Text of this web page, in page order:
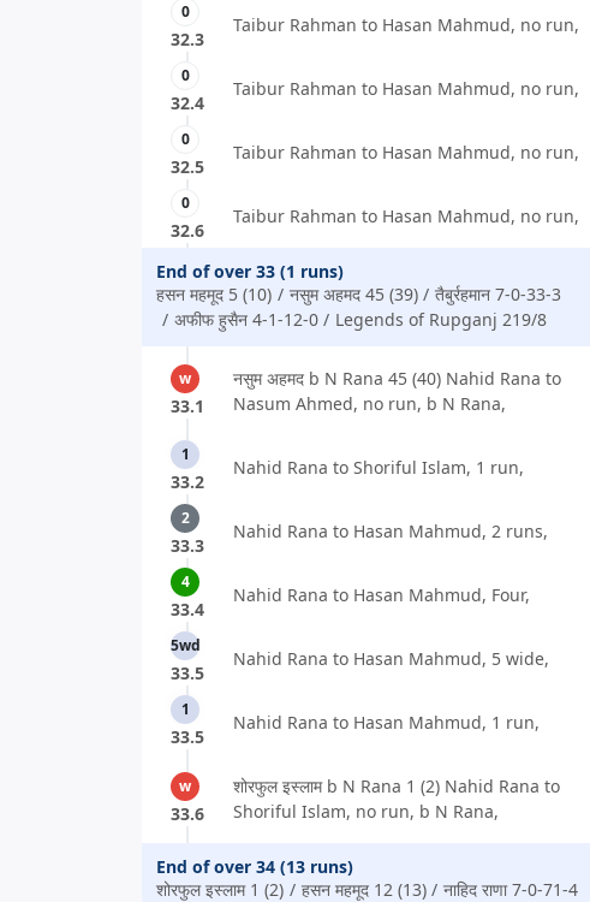
0
32.3
Taibur Rahman to Hasan Mahmud, no run,
0
32.4
Taibur Rahman to Hasan Mahmud, no run,
0
32.5
Taibur Rahman to Hasan Mahmud, no run,
0
32.6
Taibur Rahman to Hasan Mahmud, no run,
End of over 33 (1 runs)
हसन महमूद 5 (10)
नसुम अहमद 45 (39)
तैबुर्रहमान 7-0-33-3
अफीफ हुसैन 4-1-12-0
Legends of Rupganj 219/8
w
33.1
नसुम अहमद b N Rana 45 (40) Nahid Rana to
Nasum Ahmed, no run, b N Rana,
1
33.2
Nahid Rana to Shoriful Islam, 1 run,
2
33.3
Nahid Rana to Hasan Mahmud, 2 runs,
4
33.4
Nahid Rana to Hasan Mahmud, Four,
5wd
33.5
Nahid Rana to Hasan Mahmud, 5 wide,
1
33.5
Nahid Rana to Hasan Mahmud, 1 run,
w
33.6
शोरफुल इस्लाम b N Rana 1 (2) Nahid Rana to
Shoriful Islam, no run, b N Rana,
End of over 34 (13 runs)
शोरफुल इस्लाम 1 (2)
हसन महमूद 12 (13)
नाहिद राणा 7-0-71-4